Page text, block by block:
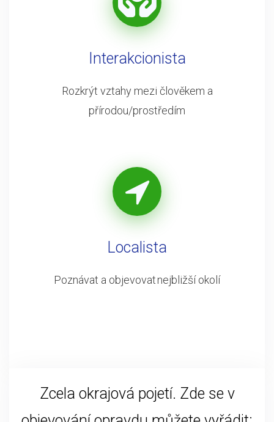
Interakcionista
Rozkrýt vztahy mezi člověkem a
přírodou/prostředím
Localista
Poznávat a objevovat nejbližší okolí
Zcela okrajová pojetí. Zde se v